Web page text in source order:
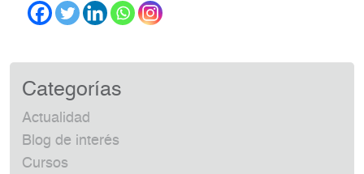
Categorías
Actualidad
Blog de interés
Cursos